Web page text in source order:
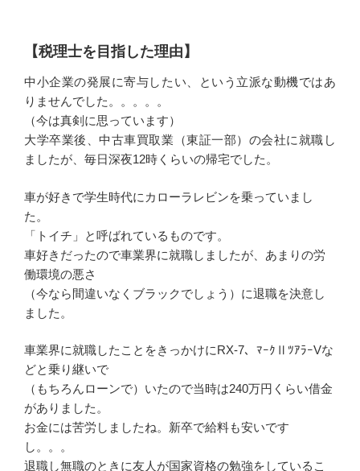
【税理士を目指した理由】
中小企業の発展に寄与したい、という立派な動機ではあ
りませんでした。。。。。
（今は真剣に思っています）
大学卒業後、中古車買取業（東証一部）の会社に就職し
ましたが、毎日深夜12時くらいの帰宅でした。
車が好きで学生時代にカローラレビンを乗っていまし
た。
「トイチ」と呼ばれているものです。
車好きだったので車業界に就職しましたが、あまりの労
働環境の悪さ
（今なら間違いなくブラックでしょう）に退職を決意し
ました。
車業界に就職したことをきっかけにRX-7、ﾏｰｸⅡﾂｱﾗｰVな
どと乗り継いで
（もちろんローンで）いたので当時は240万円くらい借金
がありました。
お金には苦労しましたね。新卒で給料も安いです
し。。。
退職し無職のときに友人が国家資格の勉強をしているこ